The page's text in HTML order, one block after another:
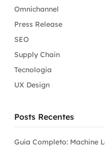
Omnichannel
Press Release
SEO
Supply Chain
Tecnologia
UX Design
Posts Recentes
Guia Completo: Machine